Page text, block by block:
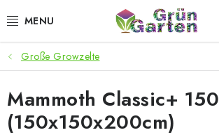
Inhalt
ANGEBOTE
LED PFLANZENLAMPEN
ANBAUBEDARF FÜR DEN HEIMANBAU
Große Growzelte
Mammoth Classic+ 150
(150x150x200cm)